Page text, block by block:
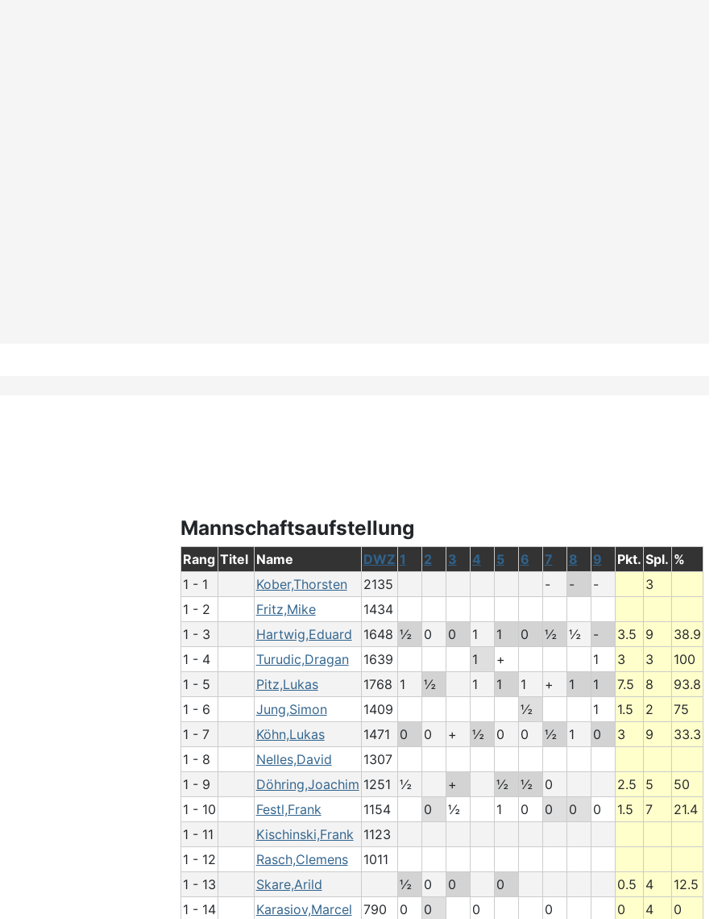
Mannschaftsaufstellung
Rang Titel Name DWZ 1 2 3 4 5 6 7 8 9 Pkt. Spl. %
1 - 1
Kober,Thorsten 2135 - - -
3
1 - 2
Fritz,Mike
1434
1 - 3
Hartwig,Eduard 1648 ½ 0 0 1 1 0 ½ ½ - 3.5 9
38.9
1 - 4
Turudic,Dragan 1639 1 + 1 3 3
100
1 - 5
Pitz,Lukas 1768 1 ½ 1 1 1 + 1 1 7.5 8
93.8
1 - 6
Jung,Simon 1409 ½ 1 1.5 2
75
1 - 7
Köhn,Lukas 1471 0 0 + ½ 0 0 ½ 1 0 3 9
33.3
1 - 8
Nelles,David
1307
1 - 9
Döhring,Joachim 1251 ½ + ½ ½ 0 2.5 5
50
1 - 10
Festl,Frank 1154 0 ½ 1 0 0 0 0 1.5 7
21.4
1 - 11
Kischinski,Frank
1123
1 - 12
Rasch,Clemens
1011
1 - 13
Skare,Arild ½ 0 0 0 0.5 4
12.5
1 - 14
Karasiov,Marcel 790 0 0 0 0 0 4
0